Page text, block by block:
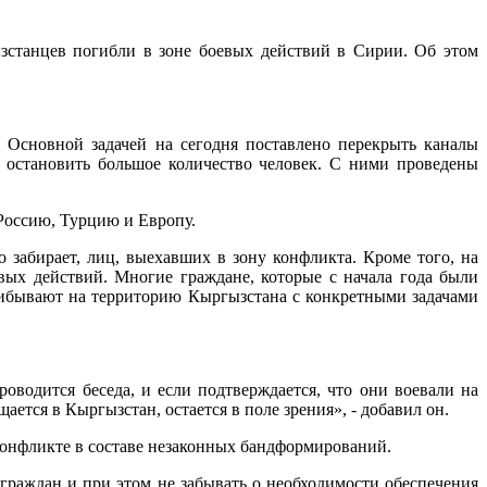
погибли в зоне боевых действий в Сирии. Об этом
задачей на сегодня поставлено перекрыть каналы
большое количество человек. С ними проведены
Турцию и Европу.
лиц, выехавших в зону конфликта. Кроме того, на
действий. Многие граждане, которые с начала года были
на территорию Кыргызстана с конкретными задачами
беседа, и если подтверждается, что они воевали на
в Кыргызстан, остается в поле зрения», - добавил он.
в составе незаконных бандформирований.
и при этом не забывать о необходимости обеспечения